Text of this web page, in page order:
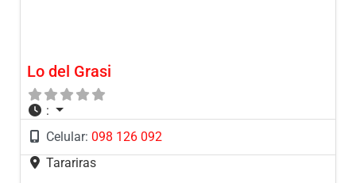
Lo del Grasi
:
Celular: 098 126 092
Tarariras